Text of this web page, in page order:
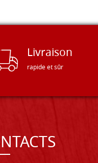
Livraison
rapide et sûr